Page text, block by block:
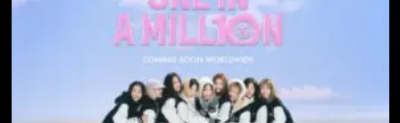
#RUNSEOKJIN_EP.TOUR
Cinépolis